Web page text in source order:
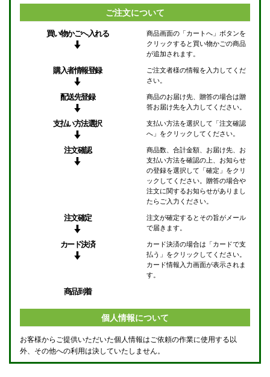
ご注文について
買い物かごへ入れる
商品画面の「カートへ」ボタンを
クリックすると買い物かごの商品
が追加されます。
購入者情報登録
ご注文者様の情報を入力してくだ
さい。
配送先登録
商品のお届け先、贈答の場合は贈
答お届け先を入力してください。
支払い方法選択
支払い方法を選択して「注文確認
へ」をクリックしてください。
注文確認
商品数、合計金額、お届け先、お
支払い方法を確認の上、お知らせ
の登録を選択して「確定」をクリ
ックしてください。贈答の場合や
注文に関するお知らせがありまし
たらご入力ください。
注文確定
注文が確定するとその旨がメール
で届きます。
カード決済
カード決済の場合は「カードで支
払う」をクリックしてください。
カード情報入力画面が表示されま
す。
商品到着
個人情報について
お客様からご提供いただいた個人情報はご依頼の作業に使用する以
外、その他への利用は決していたしません。